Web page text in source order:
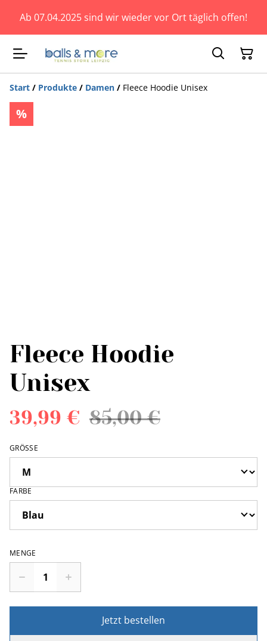
Ab 07.04.2025 sind wir wieder vor Ort täglich offen!
Start / Produkte / Damen / Fleece Hoodie Unisex
%
Fleece Hoodie
Unisex
39,99 € 85,00 €
GRÖSSE
FARBE
MENGE
Jetzt bestellen